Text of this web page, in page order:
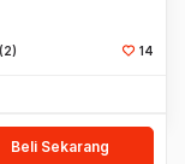
(2) 14
Beli Sekarang